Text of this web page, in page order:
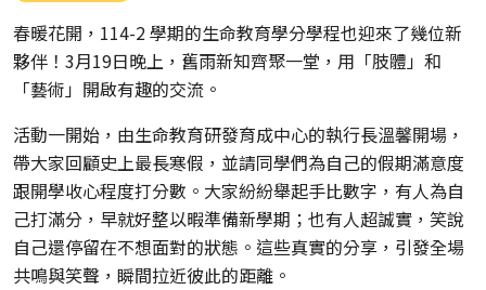
春暖花開，114-2 學期的生命教育學分學程也迎來了幾位新
夥伴！3月19日晚上，舊雨新知齊聚一堂，用「肢體」和
「藝術」開啟有趣的交流。
活動一開始，由生命教育研發育成中心的執行長溫馨開場，
帶大家回顧史上最長寒假，並請同學們為自己的假期滿意度
跟開學收心程度打分數。大家紛紛舉起手比數字，有人為自
己打滿分，早就好整以暇準備新學期；也有人超誠實，笑說
自己還停留在不想面對的狀態。這些真實的分享，引發全場
共鳴與笑聲，瞬間拉近彼此的距離。